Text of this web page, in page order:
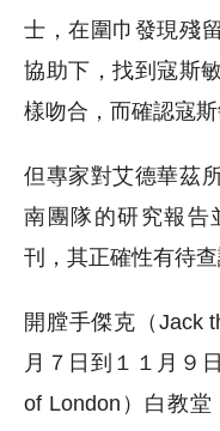
士，在圍巾發現殘
協助下，找到寇斯
樣吻合，而確認寇
但專家對艾德華茲
南團隊的研究報告
刊，其正確性有待查
開膛手傑克（Jack
月７日到１１月９
of London）白教堂